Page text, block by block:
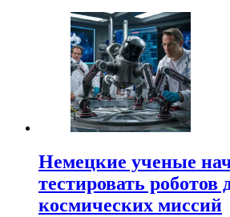
Немецкие ученые
тестировать роботов
космических миссий